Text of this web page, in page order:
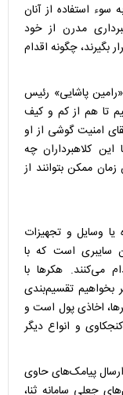
استفاده از آنان
مدرن از خود
چگونه اقدام
پاشایی» رئیس
تا هم از کم و کیف
امنیت گوشی از او
کلاهبرداران چه
ممکن بتوانند از
وسایل و تجهیزات
سایبری است که با
می‌کنند. هکرها با
تقسیم‌بندی
اخاذی پول است و
و انواع دیگر
پیامک‌های حاوی
جعلی سامانه ثنا،